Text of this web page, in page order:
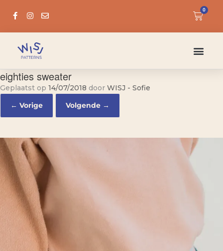
0
eighties sweater
Geplaatst op 14/07/2018 door WISJ - Sofie
← Vorige
Volgende →